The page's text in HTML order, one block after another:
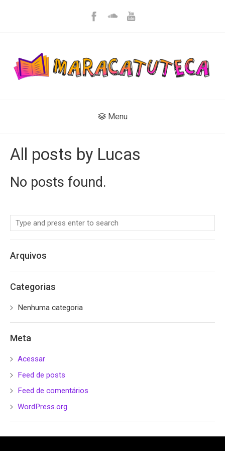
Menu
All posts by Lucas
No posts found.
Arquivos
Categorias
Nenhuma categoria
Meta
Acessar
Feed de posts
Feed de comentários
WordPress.org